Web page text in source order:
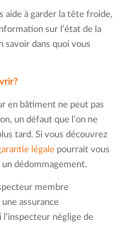
aide à garder la tête froide,
sur l’état de la
savoir dans quoi vous
en bâtiment ne peut pas
un défaut que l’on ne
tard. Si vous découvrez
légalepourrait vous
dédommagement.
membre
assurance
néglige de